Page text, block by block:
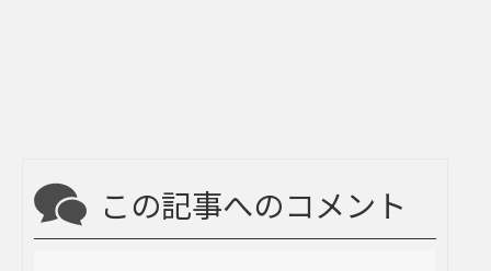
この記事へのコメント